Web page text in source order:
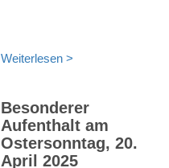
Weiterlesen >
Besonderer
Aufenthalt am
Ostersonntag, 20.
April 2025